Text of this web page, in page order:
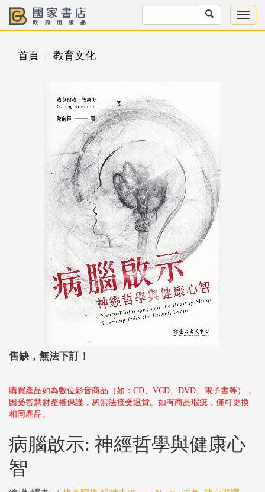
首頁 教育文化
售缺，無法下訂！
購買產品如為數位影音商品（如：CD、VCD、DVD、電子書等），
因受智慧財產權保護，恕無法接受退貨。如有商品瑕疵，僅可更換
相同產品。
病腦啟示: 神經哲學與健康心
智